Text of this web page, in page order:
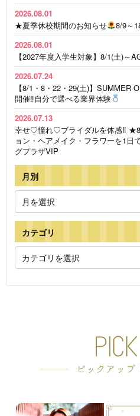
2026.08.01
★夏季休校期間のお知らせ
8/9～
2026.08.01
【2027年度入学生対象】8/1(土)～
2026.07.24
【8/1・8・22・29(土)】SUMMER
開催‼自分で選べる業界体験
2026.07.13
幸せ♡憧れ♡ブライダルを体感‼
ョン・ヘアメイク・フラワーを1日
グプラザVIP
月別
カテゴリ